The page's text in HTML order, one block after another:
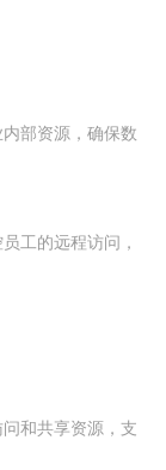
部资源，确保数
工的远程访问，
和共享资源，支